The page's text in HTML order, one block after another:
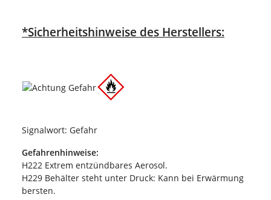
*Sicherheitshinweise des Herstellers:
Signalwort: Gefahr
Gefahrenhinweise:
H222 Extrem entzündbares Aerosol.
H229 Behälter steht unter Druck: Kann bei Erwärmung
bersten.